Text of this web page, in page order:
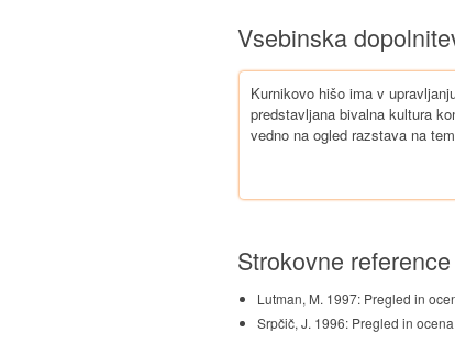
Vsebinska
Kurnikovo hišo ima v
predstavljana bivalna kultura
vedno na ogled razstava na
Strokovne
Lutman, M. 1997: Pregled in
Srpčič, J. 1996: Pregled in